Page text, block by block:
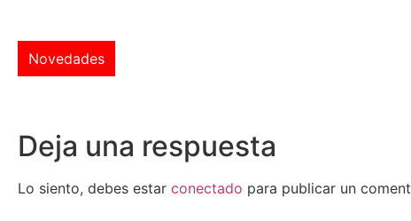
Novedades
Deja una respuesta
Lo siento, debes estar conectado para publicar un